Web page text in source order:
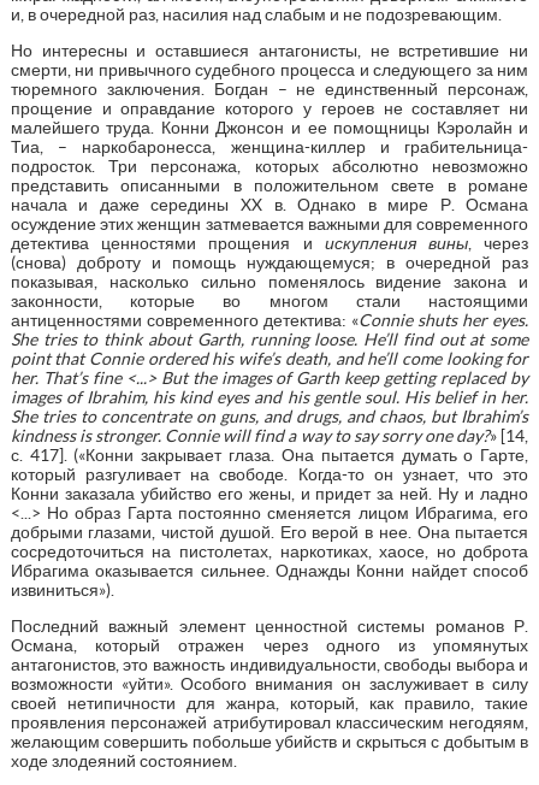
и, в очередной раз, насилия над слабым и не подозревающим.
Но интересны и оставшиеся антагонисты, не встретившие ни
смерти, ни привычного судебного процесса и следующего за ним
тюремного заключения. Богдан – не единственный персонаж,
прощение и оправдание которого у героев не составляет ни
малейшего труда. Конни Джонсон и ее помощницы Кэролайн и
Тиа, – наркобаронесса, женщина-киллер и грабительница-
подросток. Три персонажа, которых абсолютно невозможно
представить описанными в положительном свете в романе
начала и даже середины XX в. Однако в мире Р. Османа
осуждение этих женщин затмевается важными для современного
детектива ценностями прощения и искупления вины , через
(снова) доброту и помощь нуждающемуся; в очередной раз
показывая, насколько сильно поменялось видение закона и
законности, которые во многом стали настоящими
антиценностями современного детектива: «Connie shuts her eyes.
She tries to think about Garth, running loose. He’ll find out at some
point that Connie ordered his wife’s death, and he’ll come looking for
her. That’s fine <...> But the images of Garth keep getting replaced by
images of Ibrahim, his kind eyes and his gentle soul. His belief in her.
She tries to concentrate on guns, and drugs, and chaos, but Ibrahim’s
kindness is stronger. Connie will find a way to say sorry one day?» [14,
с. 417]. («Конни закрывает глаза. Она пытается думать о Гарте,
который разгуливает на свободе. Когда-то он узнает, что это
Конни заказала убийство его жены, и придет за ней. Ну и ладно
<...> Но образ Гарта постоянно сменяется лицом Ибрагима, его
добрыми глазами, чистой душой. Его верой в нее. Она пытается
сосредоточиться на пистолетах, наркотиках, хаосе, но доброта
Ибрагима оказывается сильнее. Однажды Конни найдет способ
извиниться»).
Последний важный элемент ценностной системы романов Р.
Османа, который отражен через одного из упомянутых
антагонистов, это важность индивидуальности, свободы выбора и
возможности «уйти». Особого внимания он заслуживает в силу
своей нетипичности для жанра, который, как правило, такие
проявления персонажей атрибутировал классическим негодяям,
желающим совершить побольше убийств и скрыться с добытым в
ходе злодеяний состоянием.